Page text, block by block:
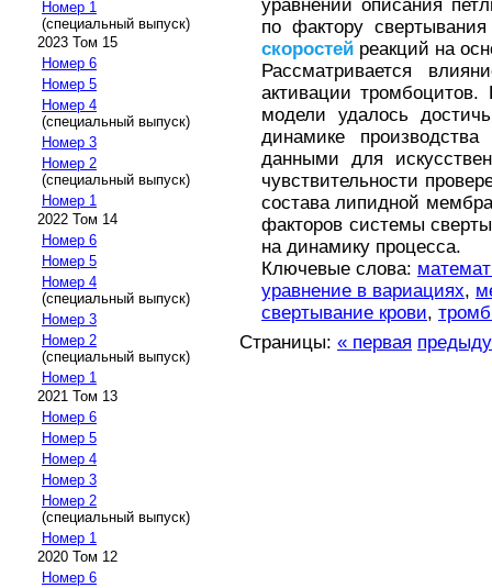
Номер 1
(специальный выпуск)
2023 Том 15
Номер 6
Номер 5
Номер 4
(специальный выпуск)
Номер 3
Номер 2
(специальный выпуск)
Номер 1
2022 Том 14
Номер 6
Номер 5
Номер 4
(специальный выпуск)
Номер 3
Номер 2
(специальный выпуск)
Номер 1
2021 Том 13
Номер 6
Номер 5
Номер 4
Номер 3
Номер 2
(специальный выпуск)
Номер 1
2020 Том 12
Номер 6
уравнений описания
по фактору
скоростей реакций на
Рассматривается
активации
модели удалось
динамике
данными для
чувствительности
состава липидной
факторов системы
на динамику процесса.
Ключевые слова:
уравнение в вариациях,
свертывание крови,
Страницы: « первая